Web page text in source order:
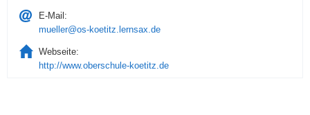
E-Mail:
mueller@os-koetitz.lernsax.de
Webseite:
http://www.oberschule-koetitz.de